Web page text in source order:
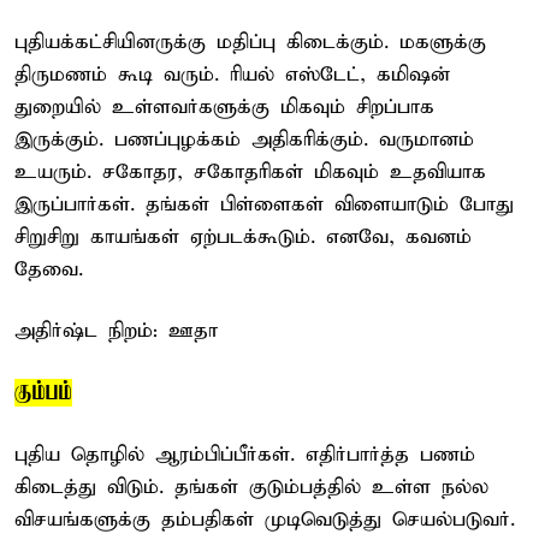
புதியக்கட்சியினருக்கு மதிப்பு கிடைக்கும். மகளுக்கு
திருமணம் கூடி வரும். ரியல் எஸ்டேட், கமிஷன்
துறையில் உள்ளவர்களுக்கு மிகவும் சிறப்பாக
இருக்கும். பணப்புழக்கம் அதிகரிக்கும். வருமானம்
உயரும். சகோதர, சகோதரிகள் மிகவும் உதவியாக
இருப்பார்கள். தங்கள் பிள்ளைகள் விளையாடும் போது
சிறுசிறு காயங்கள் ஏற்படக்கூடும். எனவே, கவனம்
தேவை.
அதிர்ஷ்ட நிறம்: ஊதா
கும்பம்
புதிய தொழில் ஆரம்பிப்பீர்கள். எதிர்பார்த்த பணம்
கிடைத்து விடும். தங்கள் குடும்பத்தில் உள்ள நல்ல
விசயங்களுக்கு தம்பதிகள் முடிவெடுத்து செயல்படுவர்.